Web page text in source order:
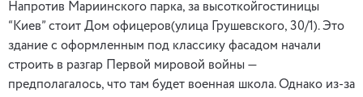
Напротив Мариинского парка, за высоткойгостиницы
“Киев” стоит Дом офицеров(улица Грушевского, 30/1). Это
здание с оформленным под классику фасадом начали
строить в разгар Первой мировой войны —
предполагалось, что там будет военная школа. Однако из-за